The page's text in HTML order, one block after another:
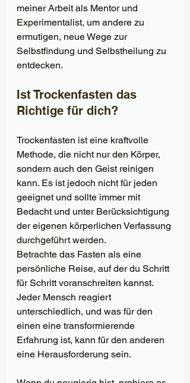
meiner Arbeit als Mentor und
Experimentalist, um andere zu
ermutigen, neue Wege zur
Selbstfindung und Selbstheilung zu
entdecken.
Ist Trockenfasten das
Richtige für dich?
Trockenfasten ist eine kraftvolle
Methode, die nicht nur den Körper,
sondern auch den Geist reinigen
kann. Es ist jedoch nicht für jeden
geeignet und sollte immer mit
Bedacht und unter Berücksichtigung
der eigenen körperlichen Verfassung
durchgeführt werden.
Betrachte das Fasten als eine
persönliche Reise, auf der du Schritt
für Schritt voranschreiten kannst.
Jeder Mensch reagiert
unterschiedlich, und was für den
einen eine transformierende
Erfahrung ist, kann für den anderen
eine Herausforderung sein.